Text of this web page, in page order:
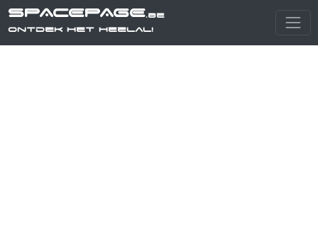
SPACEPAGE.be
Ontdek het heelal!